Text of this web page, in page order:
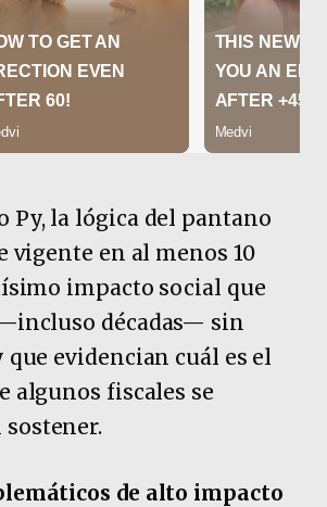
Py, la lógica del pantano
vigente en al menos 10
impacto social que
décadas— sin
evidencian cuál es el
algunos fiscales se
de alto impacto